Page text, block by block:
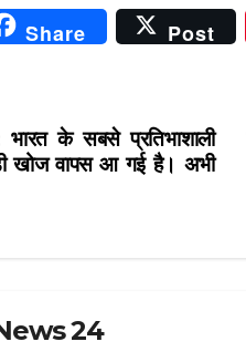
Share Post
के सबसे प्रतिभाशाली
खोज वापस आ गई है। अभी
24